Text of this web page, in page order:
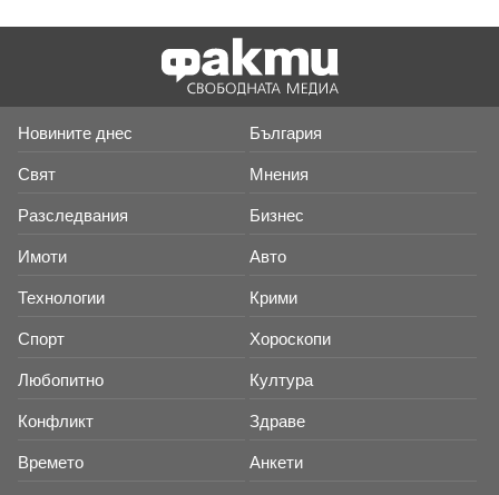
Новините днес България
Свят Мнения
Разследвания Бизнес
Имоти Авто
Технологии Крими
Спорт Хороскопи
Любопитно Култура
Конфликт Здраве
Времето Анкети